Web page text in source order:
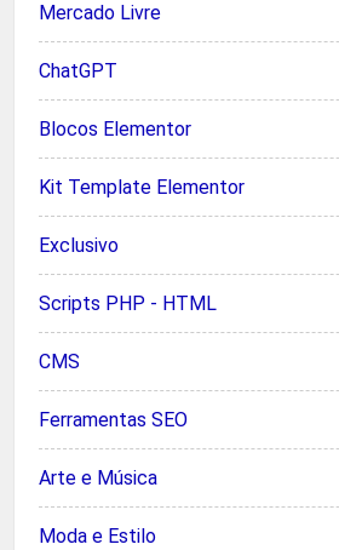
Mercado Livre
ChatGPT
Blocos Elementor
Kit Template Elementor
Exclusivo
Scripts PHP - HTML
CMS
Ferramentas SEO
Arte e Música
Moda e Estilo